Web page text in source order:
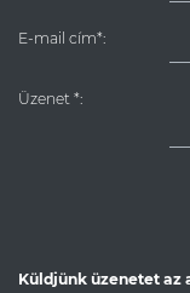
E-mail cím*:
Üzenet *:
Küldjünk üzenetet az